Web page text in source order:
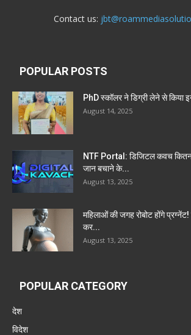
Contact us:
POPULAR POSTS
PhD स्कॉलर ने डिग्री लेने से किया
August 14, 2025
NTF Portal: डिजिटल कवच
जान बचाने के...
August 13, 2025
महिलाओं की जगह रोबोट होंगे
कर...
August 13, 2025
POPULAR CATEGORY
देश
विदेश